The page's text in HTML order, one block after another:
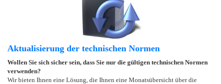
Aktualisierung der technischen Normen
Wollen Sie sich sicher sein, dass Sie nur die gültigen technischen Normen
verwenden?
Wir bieten Ihnen eine Lösung, die Ihnen eine Monatsübersicht über die